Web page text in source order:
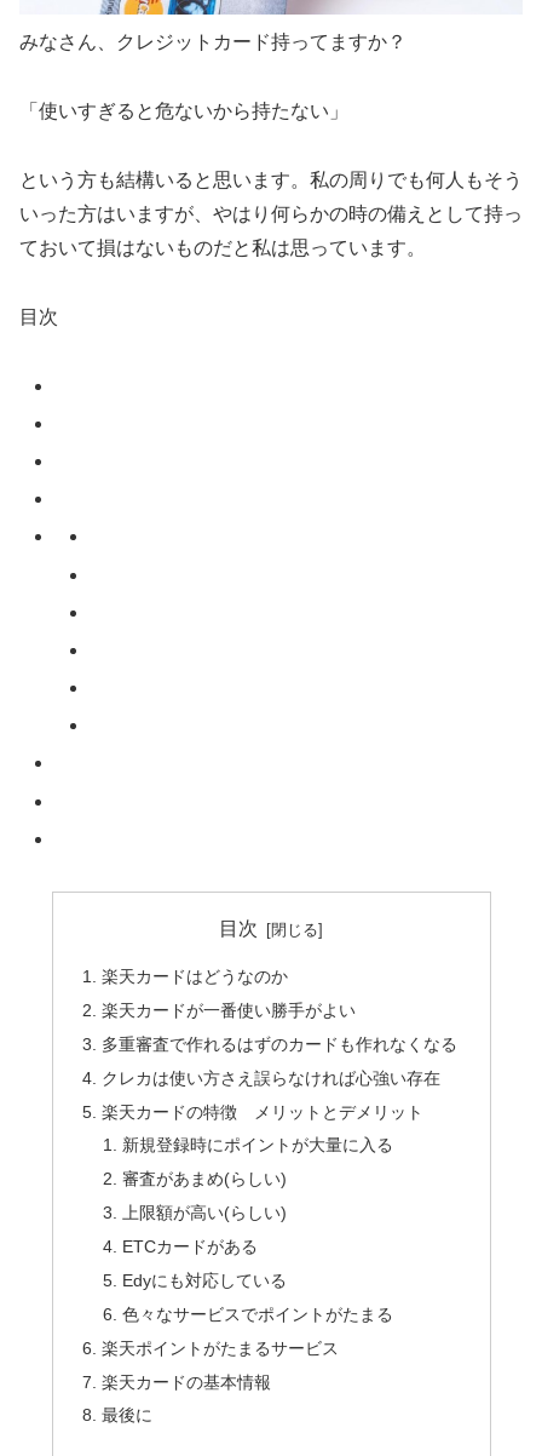
みなさん、クレジットカード持ってますか？
「使いすぎると危ないから持たない」
という方も結構いると思います。私の周りでも何人もそう
いった方はいますが、やはり何らかの時の備えとして持っ
ておいて損はないものだと私は思っています。
目次
目次
楽天カードはどうなのか
楽天カードが一番使い勝手がよい
多重審査で作れるはずのカードも作れなくなる
クレカは使い方さえ誤らなければ心強い存在
楽天カードの特徴 メリットとデメリット
新規登録時にポイントが大量に入る
審査があまめ(らしい)
上限額が高い(らしい)
ETCカードがある
Edyにも対応している
色々なサービスでポイントがたまる
楽天ポイントがたまるサービス
楽天カードの基本情報
最後に